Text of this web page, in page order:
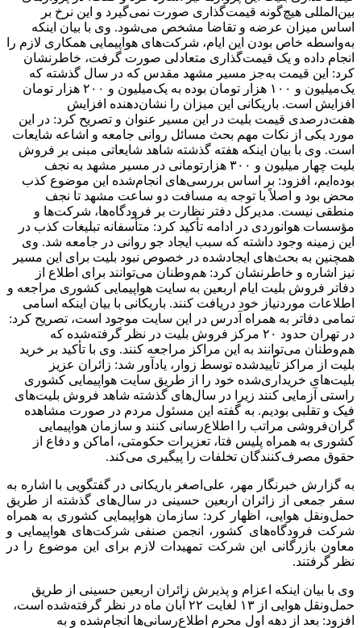
بین‌المللی هیچ‌گونه قیمت‌گذاری صورت نمی‌گیرد و این نرخ بر
اساس میزان عرضه و تقاضا مشخص می‌شود. وی با بیان اینکه
به‌واسطه خاص بودن این ایام، شرکت‌های هواپیمایی همکاری لازم را
انجام داده و یک قیمت‌گذاری متعادلی صورت گرفت، خاطرنشان
کرد: این قیمت به‌جز مسیر مشهد مقدس که در سال گذشته که
یک‌میلیون و ۱۰۰ هزار تومان بوده به یک‌میلیون و ۲۰۰ هزار تومان
افزایش است. باریکانی این میزان را نشان‌دهنده افزایش
هفت‌درصدی قیمت بلیت در این مسیر عنوان و تصریح کرد: در این
مورد یکی از نکات مهم بحث مسائل روانی جامعه و اشاعه شایعات
است. وی با بیان اینکه هفته گذشته شاهد شایعاتی مبنی بر فروش
بلیت چهار میلیون و ۳۰۰ هزارتومانی در مسیر مشهد به نجف
بوده‌ایم، افزود: بر اساس بررسی‌های انجام‌شده این موضوع کذب
محض بود و اصلاً با توجه به مسافت دو ساعت مشهد تا نجف
منطقی نیست. مدیرکل دفتر نظارت بر فرودگاه‌ها، شرکت‌ها و
مؤسسات هوانوردی در ادامه تأکید کرد: متأسفانه تبلیغات کذب در
این زمینه وجود داشته که سبب ایجاد جو روانی در جامعه شد. وی
همچنین به بحث‌های ایجادشده در خصوص نبود بلیت برای این مسیر
نیز اشاره و خاطرنشان کرد: هم‌وطنان می‌توانند برای اطلاع از
دفاتر فروش بلیت ایام اربعین به سایت هواپیمایی کشوری مراجعه و
اطلاعات موردنیاز خود دریافت کنند. باریکانی با بیان اینکه اسامی
تمامی دفاتر به همراه آدرس در این سایت موجود است، تصریح کرد:
در تهران حدود ۲۰ مرکز فروش بلیت در نظر گرفته‌شده که
هم‌وطنان می‌توانند به این مراکز مراجعه کنند. وی با تأکید بر خرید
بلیت از مراکز تأییدشده توسط زوار، یادآور شد: زائران عزیز
بلیت‌های خریداری‌شده خود را از طریق سایت هواپیمایی کشوری
راستی آزمایی کنند زیرا در سال‌های گذشته شاهد فروش بلیت‌های
فیک و تقلبی بودیم. به گفته این مسئول مردم در صورت مشاهده
گران‌فروشی مراتب را اطلاع‌رسانی کنند و سازمان هواپیمایی
کشوری به همراه پلیس فتا، تعزیرات حکومتی، اماکن و دفاع از
حقوق مصرف‌کنندگان تخلفات را پیگیری می‌کند.
به گزارش خبرنگار مهر، علی‌اصغر باریکانی در گفتگویی با اشاره به
سفر جمعی از زائران اربعین حسینی در سال‌های گذشته از طریق
حمل‌ونقل هوایی، اظهار کرد: سازمان هواپیمایی کشوری به همراه
شرکت فرودگاه‌های کشور، انجمن صنفی شرکت‌های هواپیمایی و
معاون بازرگانی این شرکت تمهیدات لازم برای این موضوع را در
نظر گرفتند.
وی با بیان اینکه اعزام و پذیرش زائران اربعین حسینی از طریق
حمل‌ونقل هوایی از ۱۳ لغایت ۲۲ آبان ماه در نظر گرفته‌شده است،
افزود: بعد از دهه اول محرم اطلاع‌رسانی‌ها انجام‌شده و به